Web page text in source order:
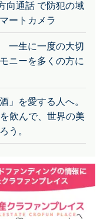
向通話 で防犯の域
ートカメラ
一生に一度の大切
ニーを多くの方に
」を愛する人へ。
飲んで、世界の美
う。